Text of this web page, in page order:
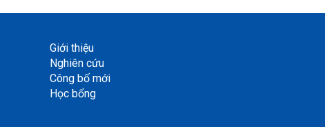
Giới thiệu
Nghiên cứu
Công bố mới
Học bổng